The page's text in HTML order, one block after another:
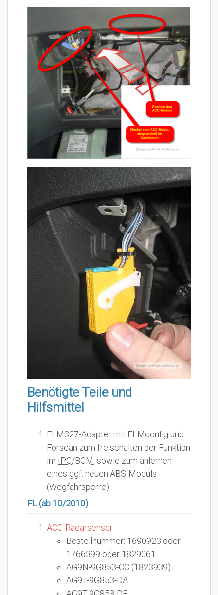
Benötigte Teile und
Hilfsmittel
ELM327-Adapter mit ELMconfig und
Forscan zum freischalten der Funktion
im IPC/BCM, sowie zum anlernen
eines ggf. neuen ABS-Moduls
(Wegfahrsperre)
FL (ab 10/2010)
ACC-Radarsensor
Bestellnummer: 1690923 oder
1766399 oder 1829061
AG9N-9G853-CC (1823939)
AG9T-9G853-DA